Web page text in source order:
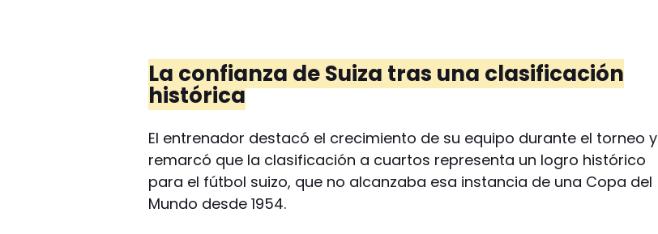
La confianza de Suiza tras una clasificación
histórica
El entrenador destacó el crecimiento de su equipo durante el torneo y
remarcó que la clasificación a cuartos representa un logro histórico
para el fútbol suizo, que no alcanzaba esa instancia de una Copa del
Mundo desde 1954.